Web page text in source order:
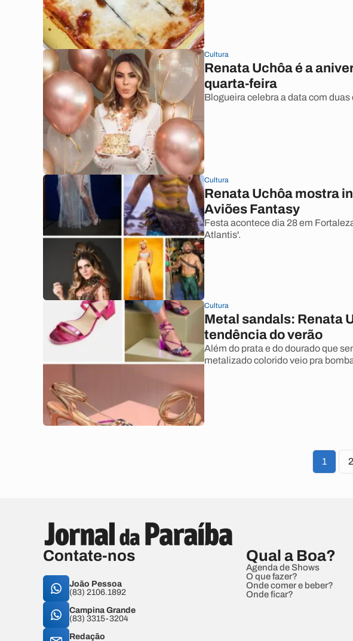
Cultura
Renata Uchôa é a
quarta-feira
Blogueira celebra a data com
Cultura
Renata Uchôa mostra
Aviões Fantasy
Festa acontece dia 28 em
Atlantis'.
Cultura
Metal sandals: Renata
tendência do verão
Além do prata e do dourado que
metalizado colorido veio pra
1 2
Contate-nos
João Pessoa
(83) 2106.1892
Campina Grande
(83) 3315-3204
Redação
Qual a Boa?
Agenda de Shows
O que fazer?
Onde comer e beber?
Onde ficar?